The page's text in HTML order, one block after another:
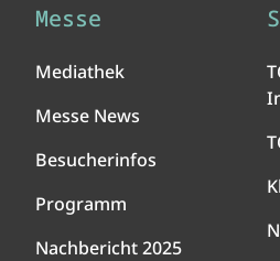
Messe
Mediathek
Messe News
Besucherinfos
Programm
Nachbericht 2025